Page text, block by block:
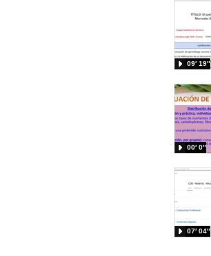
09′ 19″
00′ 0″
07′ 04″